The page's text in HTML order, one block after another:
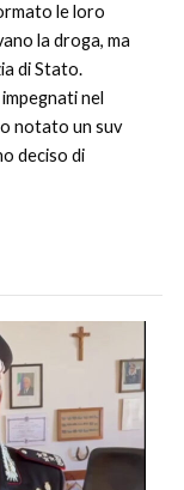
le loro
la droga, ma
di Stato.
nel
notato un suv
deciso di